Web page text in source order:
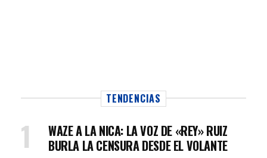
TENDENCIAS
WAZE A LA NICA: LA VOZ DE «REY» RUIZ
BURLA LA CENSURA DESDE EL VOLANTE